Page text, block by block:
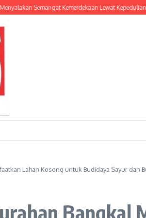
Semangat Kemerdekaan Lewat Kepedulian, Lapas
Lahan Kosong untuk Budidaya Sayur dan